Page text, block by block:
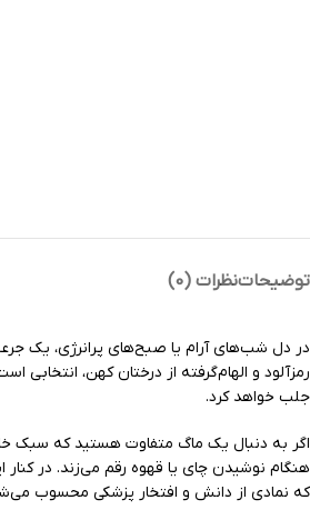
توضیحاتنظرات (0)
در دل شب‌های آرام یا صبح‌های پرانرژی، یک
رمزآلود و الهام‌گرفته از درختان کهن،
جلب خواهد کرد.
اگر به دنبال یک ماگ متفاوت هستید که سبک
هنگام نوشیدن چای یا قهوه رقم می‌زند. در
که نمادی از دانش و افتخار پزشکی محسوب